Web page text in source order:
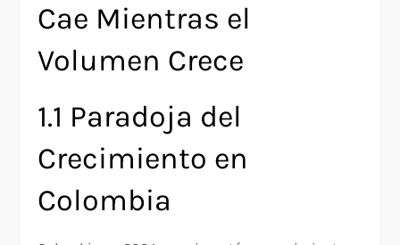
Cae Mientras el
Volumen Crece
1.1 Paradoja del
Crecimiento en
Colombia